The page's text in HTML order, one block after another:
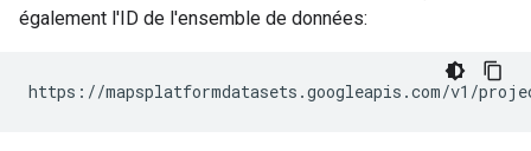
également l'ID de l'ensemble de données:
https://mapsplatformdatasets.googleapis.com/v1/